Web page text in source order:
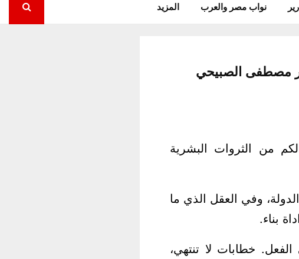
نواب مصر والعرب المزيد
مصطفى الصبيحي
من الثروات البشرية
وفي العقل الذي ما
بناء.
خطابات لا تنتهي،